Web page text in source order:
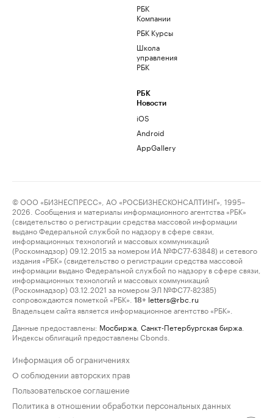
РБК
Компании
РБК Курсы
Школа
управления
РБК
РБК
Новости
iOS
Android
AppGallery
© ООО «БИЗНЕСПРЕСС», АО «РОСБИЗНЕСКОНСАЛТИНГ», 1995–
2026. Сообщения и материалы информационного агентства «РБК»
(свидетельство о регистрации средства массовой информации
выдано Федеральной службой по надзору в сфере связи,
информационных технологий и массовых коммуникаций
(Роскомнадзор) 09.12.2015 за номером ИА №ФС77-63848) и сетевого
издания «РБК» (свидетельство о регистрации средства массовой
информации выдано Федеральной службой по надзору в сфере связи,
информационных технологий и массовых коммуникаций
(Роскомнадзор) 03.12.2021 за номером ЭЛ №ФС77-82385)
сопровождаются пометкой «РБК».
18+ letters@rbc.ru
Владельцем сайта является информационное агентство «РБК».
Данные предоставлены: Мосбиржа Санкт-Петербургская биржа
Индексы облигаций предоставлены Cbonds.
Информация об ограничениях
О соблюдении авторских прав
Пользовательское соглашение
Политика в отношении обработки персональных данных